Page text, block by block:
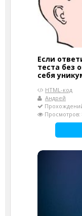
Если
теста без
себя
HTML-код
Андрей
Просмотров: